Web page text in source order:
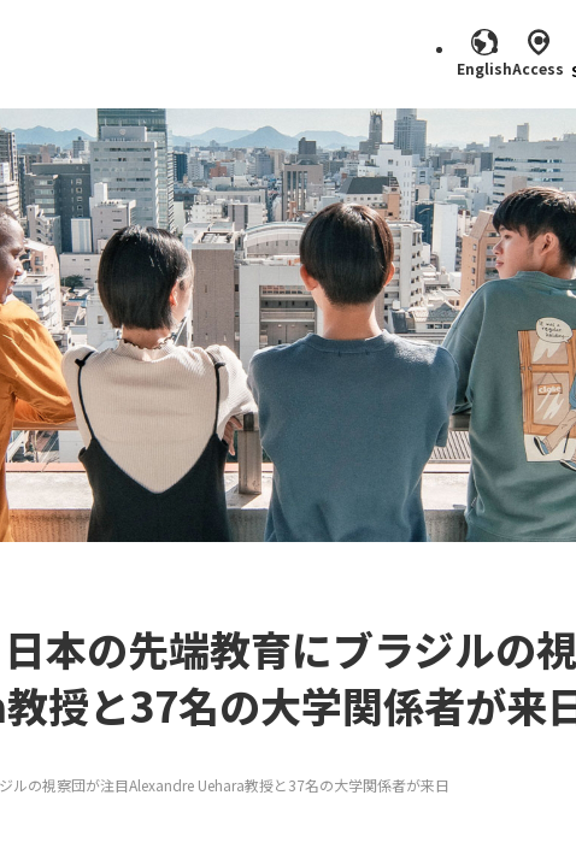
EnglishAccess
Search
日本の先端教育にブラジルの
授と37名の大学関係者が来
ルの視察団が注目Alexandre Uehara教授と37名の大学関係者が来日